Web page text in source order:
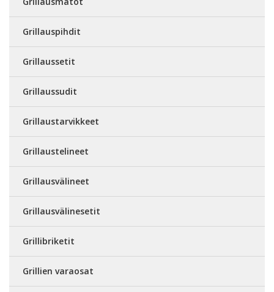
Grillauspihdit
Grillaussetit
Grillaussudit
Grillaustarvikkeet
Grillaustelineet
Grillausvälineet
Grillausvälinesetit
Grillibriketit
Grillien varaosat